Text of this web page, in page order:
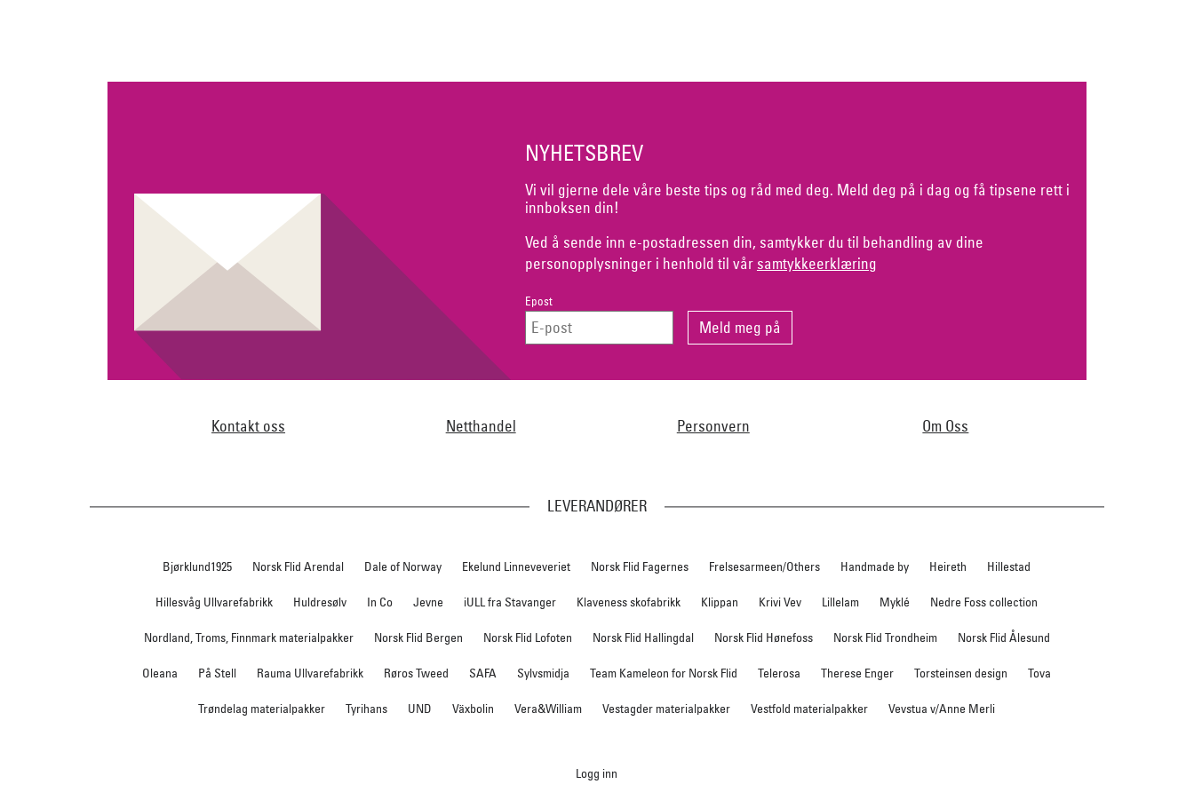
NYHETSBREV
Vi vil gjerne dele våre beste tips og råd med deg. Meld deg på i dag og få tipsene rett i
innboksen din!
Ved å sende inn e-postadressen din, samtykker du til behandling av dine
personopplysninger i henhold til vår samtykkeerklæring
Epost
Kontakt oss Netthandel Personvern Om Oss
LEVERANDØRER
Bjørklund1925 Norsk Flid Arendal Dale of Norway Ekelund Linneveveriet Norsk Flid Fagernes Frelsesarmeen/Others Handmade by Heireth Hillestad
Hillesvåg Ullvarefabrikk Huldresølv In Co Jevne iULL fra Stavanger Klaveness skofabrikk Klippan Krivi Vev Lillelam Myklé Nedre Foss collection
Nordland, Troms, Finnmark materialpakker Norsk Flid Bergen Norsk Flid Lofoten Norsk Flid Hallingdal Norsk Flid Hønefoss Norsk Flid Trondheim Norsk Flid Ålesund
Oleana På Stell Rauma Ullvarefabrikk Røros Tweed SAFA Sylvsmidja Team Kameleon for Norsk Flid Telerosa Therese Enger Torsteinsen design Tova
Trøndelag materialpakker Tyrihans UND Växbolin Vera&William Vestagder materialpakker Vestfold materialpakker Vevstua v/Anne Merli
Logg inn